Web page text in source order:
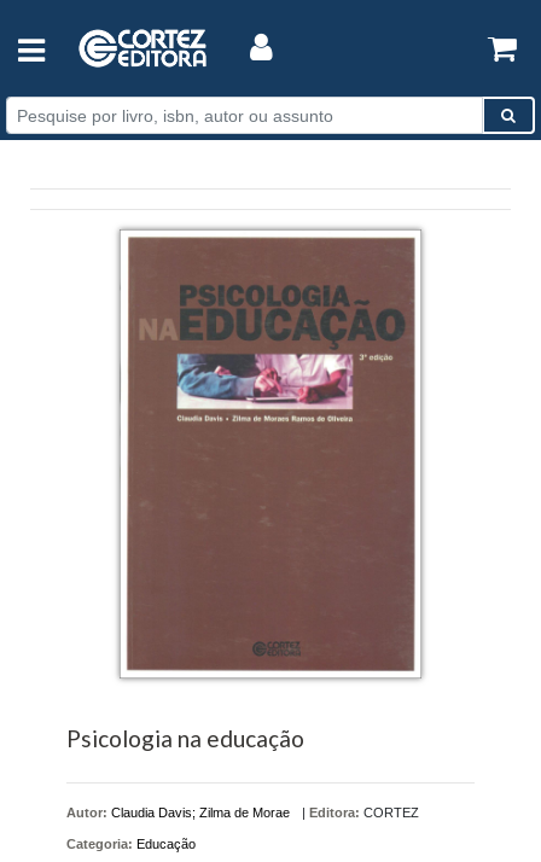
Psicologia na educação
Autor: Claudia Davis; Zilma de Morae | Editora: CORTEZ
Categoria: Educação